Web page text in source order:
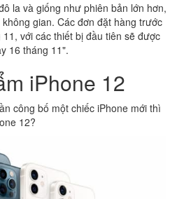
la và giống như phiên bản lớn hơn,
gian. Các đơn đặt hàng trước
với các thiết bị đầu tiên sẽ được
16 tháng 11".
iPhone 12
công bố một chiếc iPhone mới thì
12?